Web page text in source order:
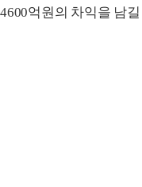
억원의 차익을 남